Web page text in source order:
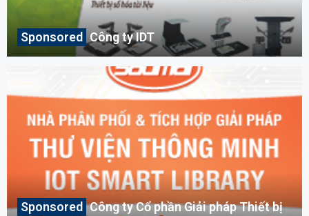
Công ty IDT
Công ty Cổ phần Giải pháp Thiết bị